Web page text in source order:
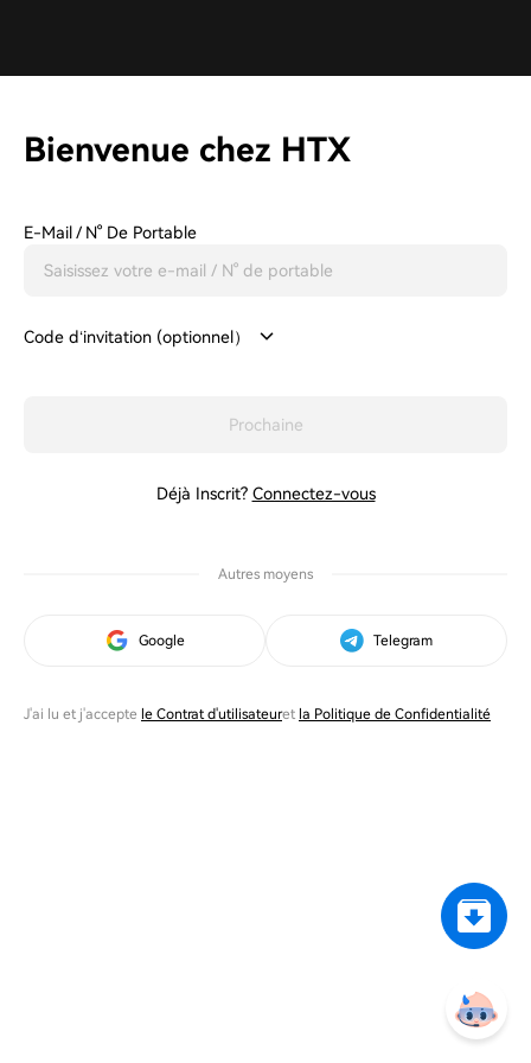
Bienvenue chez HTX
E-Mail / N° De Portable
Code d‘invitation (optionnel）
Prochaine
Déjà Inscrit? Connectez-vous
Autres moyens
Google Telegram
J'ai lu et j'accepte le Contrat d'utilisateuret la Politique de Confidentialité